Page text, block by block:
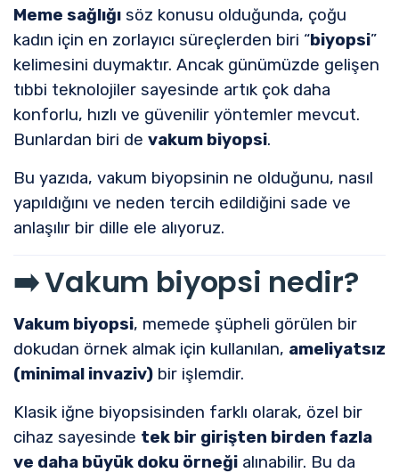
Meme sağlığı söz konusu olduğunda, çoğu
kadın için en zorlayıcı süreçlerden biri “biyopsi”
kelimesini duymaktır. Ancak günümüzde gelişen
tıbbi teknolojiler sayesinde artık çok daha
konforlu, hızlı ve güvenilir yöntemler mevcut.
Bunlardan biri de vakum biyopsi.
Bu yazıda, vakum biyopsinin ne olduğunu, nasıl
yapıldığını ve neden tercih edildiğini sade ve
anlaşılır bir dille ele alıyoruz.
➡️Vakum biyopsi nedir?
Vakum biyopsi, memede şüpheli görülen bir
dokudan örnek almak için kullanılan, ameliyatsız
(minimal invaziv) bir işlemdir.
Klasik iğne biyopsisinden farklı olarak, özel bir
cihaz sayesinde tek bir girişten birden fazla
ve daha büyük doku örneği alınabilir. Bu da